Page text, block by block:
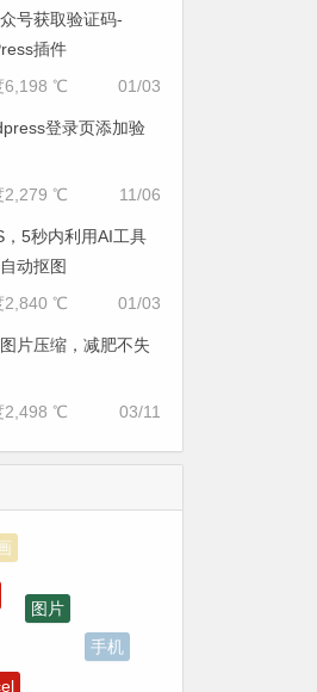
号获取验证码-
插件
01/03
6,198 ℃
登录页添加验
11/06
2,279 ℃
，5秒内利用AI工具
动抠图
01/03
2,840 ℃
片压缩，减肥不失
03/11
2,498 ℃
图片
手机